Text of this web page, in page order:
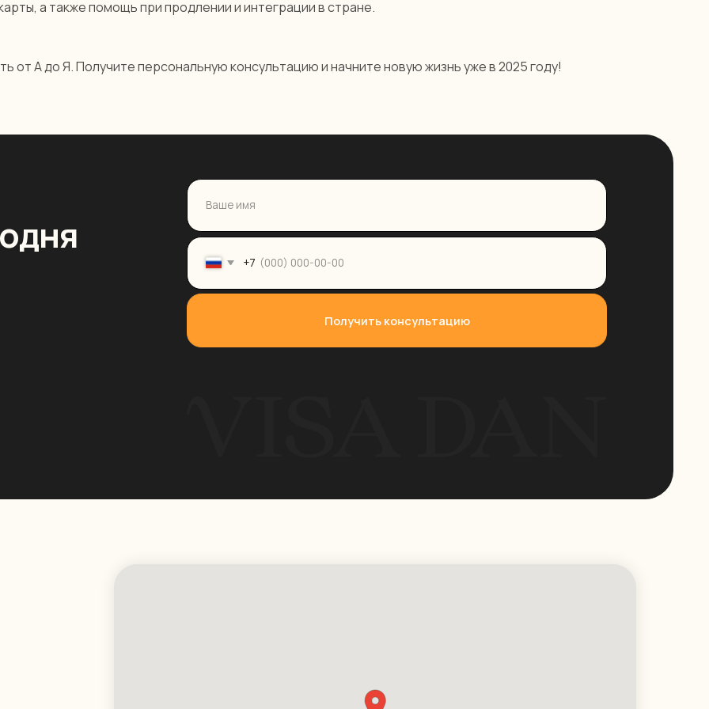
а также помощь при продлении и интеграции в стране.
от А до Я. Получите персональную консультацию и начните новую жизнь уже в 2025 году!
+7